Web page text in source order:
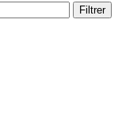
Filtrer